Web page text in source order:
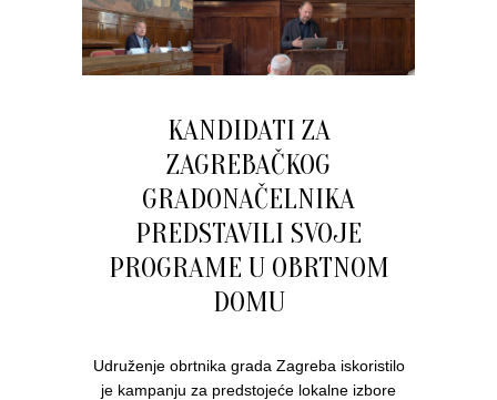
KANDIDATI ZA
ZAGREBAČKOG
GRADONAČELNIKA
PREDSTAVILI SVOJE
PROGRAME U OBRTNOM
DOMU
Udruženje obrtnika grada Zagreba iskoristilo
je kampanju za predstojeće lokalne izbore